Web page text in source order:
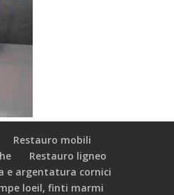
Restauro mobili
Restauro ligneo
e argentatura cornici
loeil, finti marmi